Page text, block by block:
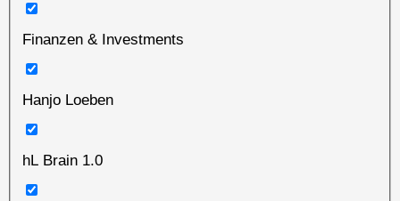
Finanzen & Investments
Hanjo Loeben
hL Brain 1.0